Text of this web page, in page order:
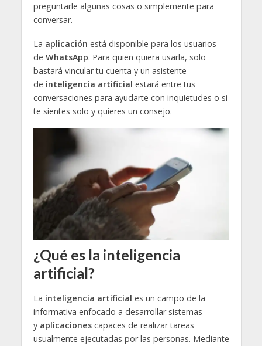
preguntarle algunas cosas o simplemente para
conversar.
La aplicación está disponible para los usuarios
de WhatsApp. Para quien quiera usarla, solo
bastará vincular tu cuenta y un asistente
de inteligencia artificial estará entre tus
conversaciones para ayudarte con inquietudes o si
te sientes solo y quieres un consejo.
¿Qué es la inteligencia
artificial?
La inteligencia artificial es un campo de la
informativa enfocado a desarrollar sistemas
y aplicacionescapaces de realizar tareas
usualmente ejecutadas por las personas. Mediante